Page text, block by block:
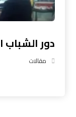
دور الشباب
مقالات